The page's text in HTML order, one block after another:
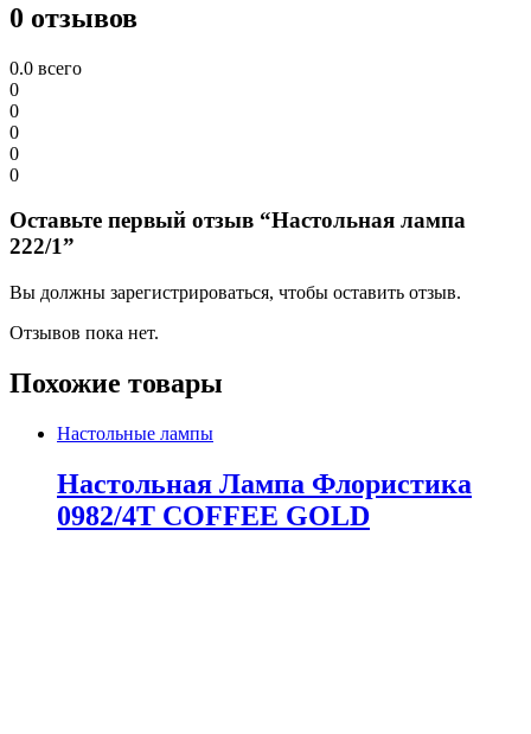
0 отзывов
0.0 всего
0
0
0
0
0
Оставьте первый отзыв “Настольная лампа
222/1”
Вы должны зарегистрироваться, чтобы оставить отзыв.
Отзывов пока нет.
Похожие товары
Настольные лампы
Настольная Лампа Флористика
0982/4T COFFEE GOLD